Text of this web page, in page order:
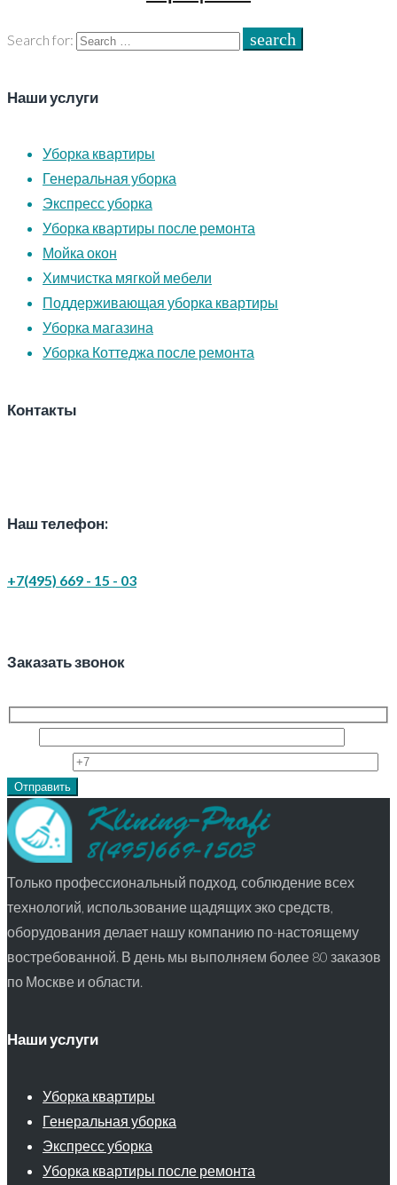
Search for: search
Наши услуги
Уборка квартиры
Генеральная уборка
Экспресс уборка
Уборка квартиры после ремонта
Мойка окон
Химчистка мягкой мебели
Поддерживающая уборка квартиры
Уборка магазина
Уборка Коттеджа после ремонта
Контакты
Наш телефон:
+7(495) 669 - 15 - 03
Заказать звонок
Только профессиональный подход, соблюдение всех
технологий, использование щадящих эко средств,
оборудования делает нашу компанию по-настоящему
востребованной. В день мы выполняем более 80 заказов
по Москве и области.
Наши услуги
Уборка квартиры
Генеральная уборка
Экспресс уборка
Уборка квартиры после ремонта